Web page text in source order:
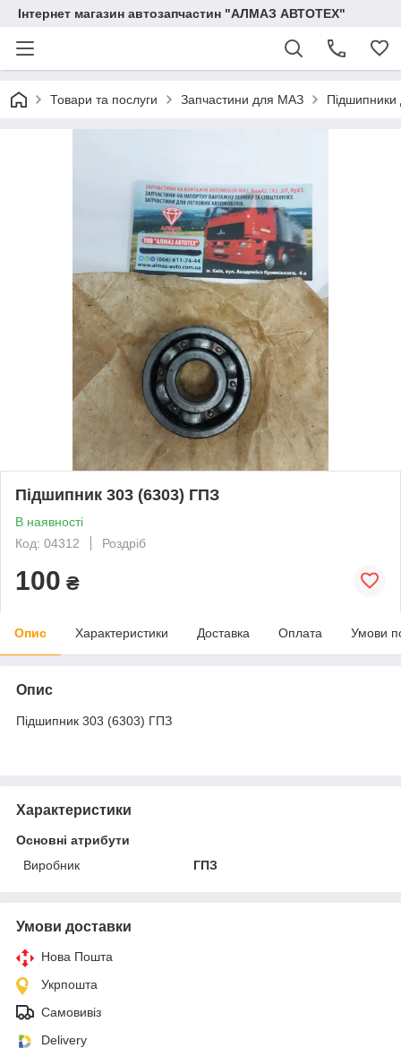
Інтернет магазин автозапчастин "АЛМАЗ АВТОТЕХ"
Товари та послуги Запчастини для МАЗ
Підшипник 303 (6303) ГПЗ
В наявності
Код: 04312
Роздріб
100 ₴
Опис Характеристики Доставка Оплата Умови
Опис
Підшипник 303 (6303) ГПЗ
Характеристики
Основні атрибути
Виробник
ГПЗ
Умови доставки
Нова Пошта
Укрпошта
Самовивіз
Delivery